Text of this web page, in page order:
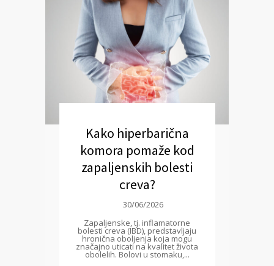
Kako hiperbarična
komora pomaže kod
zapaljenskih bolesti
creva?
30/06/2026
Zapaljenske, tj. inflamatorne
bolesti creva (IBD), predstavljaju
hronična oboljenja koja mogu
značajno uticati na kvalitet života
obolelih. Bolovi u stomaku,...